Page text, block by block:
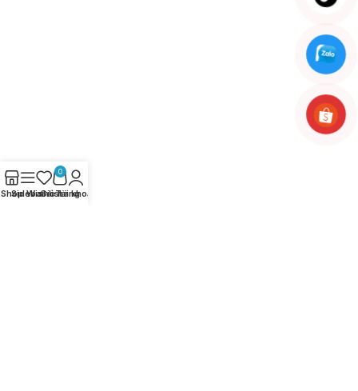
ShopSidebar
Wishlist
0
Giỏ hàng
Tài khoản